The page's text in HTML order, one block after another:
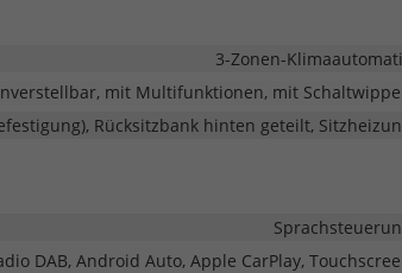
3-Zonen-
mit Multifunktionen, mit
Rücksitzbank hinten geteilt,
DAB, Android Auto, Apple CarPlay,